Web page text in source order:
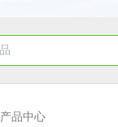
产品中心